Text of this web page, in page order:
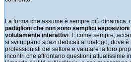
La forma che assume è sempre più dinamica,
padiglioni che non sono semplici
volutamente interattivi. E come sempre,
si sviluppano spazi dedicati al dialogo, dove
professionisti del settore e valutare la loro
incontri che affrontano questioni attualissime